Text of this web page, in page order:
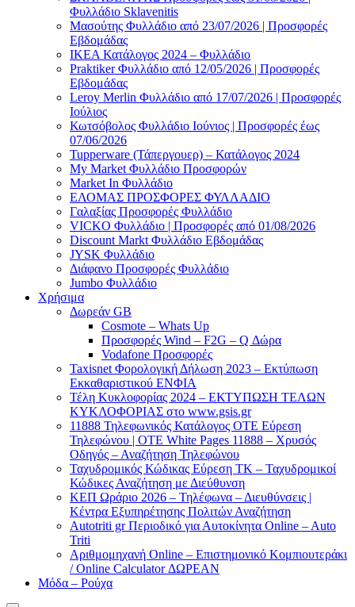
Φυλλάδιο Sklavenitis
Μασούτης Φυλλάδιο από 23/07/2026 | Προσφορές
Εβδομάδας
ΙΚΕΑ Κατάλογος 2024 – Φυλλάδιο
Praktiker Φυλλάδιο από 12/05/2026 | Προσφορές
Εβδομάδας
Leroy Merlin Φυλλάδιο από 17/07/2026 | Προσφορές
Ιούλιος
Κωτσόβολος Φυλλάδιο Ιούνιος | Προσφορές έως
07/06/2026
Tupperware (Τάπεργουερ) – Κατάλογος 2024
My Market Φυλλάδιο Προσφορών
Market In Φυλλάδιο
ΕΛΟΜΑΣ ΠΡΟΣΦΟΡΕΣ ΦΥΛΛΑΔΙΟ
Γαλαξίας Προσφορές Φυλλάδιο
VICKO Φυλλάδιο | Προσφορές από 01/08/2026
Discount Markt Φυλλάδιο Εβδομάδας
JYSK Φυλλάδιο
Διάφανο Προσφορές Φυλλάδιο
Jumbo Φυλλάδιο
Χρήσιμα
Δωρεάν GB
Cosmote – Whats Up
Προσφορές Wind – F2G – Q Δώρα
Vodafone Προσφορές
Taxisnet Φορολογική Δήλωση 2023 – Εκτύπωση
Εκκαθαριστικού EΝΦΙΑ
Τέλη Kυκλοφορίας 2024 – ΕΚΤΥΠΩΣΗ ΤΕΛΩΝ
ΚΥΚΛΟΦΟΡΙΑΣ στο www.gsis.gr
11888 Τηλεφωνικός Κατάλογος ΟΤΕ Εύρεση
Τηλεφώνου | OTE White Pages 11888 – Χρυσός
Οδηγός – Αναζήτηση Τηλεφώνου
Ταχυδρομικός Κώδικας Εύρεση ΤΚ – Ταχυδρομικοί
Κώδικες Αναζήτηση με Διεύθυνση
ΚΕΠ Ωράριο 2026 – Τηλέφωνα – Διευθύνσεις |
Κέντρα Εξυπηρέτησης Πολιτών Αναζήτηση
Autotriti gr Περιοδικό για Αυτοκίνητα Online – Auto
Triti
Αριθμομηχανή Online – Επιστημονικό Κομπιουτεράκι
/ Online Calculator ΔΩΡΕΑΝ
Μόδα – Ρούχα